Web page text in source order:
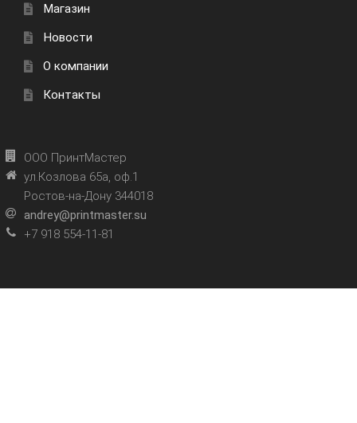
Магазин
Новости
О компании
Контакты
ООО ПринтМастер
ул.Козлова 65а, оф.1
Ростов-на-Дону 344018
andrey@printmaster.su
+7 918 554-11-81